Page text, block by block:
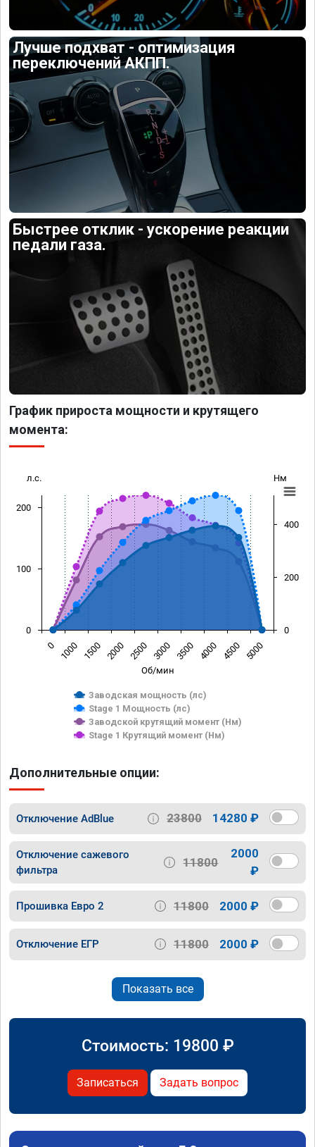
Лучше подхват - оптимизация
переключений АКПП.
Быстрее отклик - ускорение реакции
педали газа.
График прироста мощности и крутящего
момента:
Об/мин
л.с. Нм
Заводская мощность (лс)
Stage 1 Мощность (лс)
Заводской крутящий момент (Нм)
Stage 1 Крутящий момент (Нм)
0 1000 1500 2000 2500 3000 3500 4000 4500 5000
0
100
200
0
200
400
Дополнительные опции:
Отключение AdBlue 23800 14280 ₽
Отключение сажевого
фильтра
11800
2000
₽
Прошивка Евро 2 11800 2000 ₽
Отключение ЕГР 11800 2000 ₽
Показать все
Стоимость: 19800 ₽
Записаться Задать вопрос